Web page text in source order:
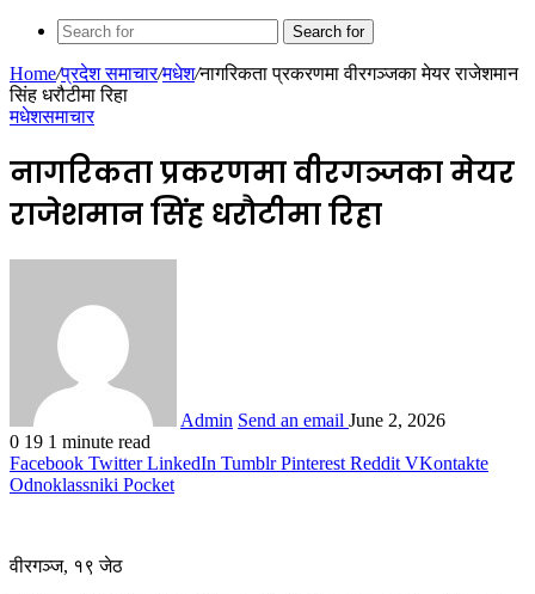
Search for
Home/प्रदेश समाचार/मधेश/नागरिकता प्रकरणमा वीरगञ्जका मेयर राजेशमान
सिंह धरौटीमा रिहा
मधेशसमाचार
नागरिकता प्रकरणमा वीरगञ्जका मेयर
राजेशमान सिंह धरौटीमा रिहा
Admin Send an email June 2, 2026
0 19 1 minute read
Facebook Twitter LinkedIn Tumblr Pinterest Reddit VKontakte
Odnoklassniki Pocket
वीरगञ्ज, १९ जेठ